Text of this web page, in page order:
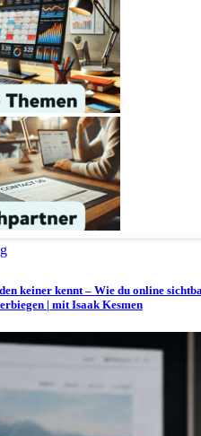
keiner kennt – Wie du online
| mit Isaak Kesmen